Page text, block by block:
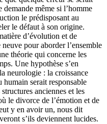
même si l’homme
le prédisposant au
le défaut à son origine.
d’évolution et de
pour aborder l’ensemble
théorie qui concerne les
Une hypothèse s’en
neurologie : la croissance
serait responsable
anciennes et les
le divorce de l’émotion et de
y en avoir un, nous dit
s’ils deviennent lucides.